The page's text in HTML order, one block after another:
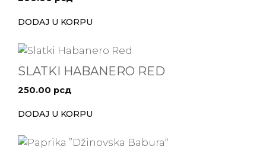
DODAJ U KORPU
SLATKI HABANERO RED
250.00 рсд
DODAJ U KORPU